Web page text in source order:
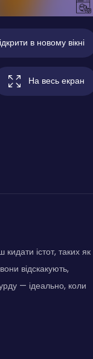
в новому вікні
На весь екран
істот, таких як
відскакують,
— ідеально, коли